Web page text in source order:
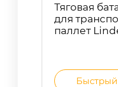
Тяговая
для
паллет
Быстрый